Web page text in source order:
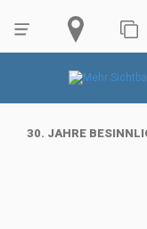
30. JAHRE